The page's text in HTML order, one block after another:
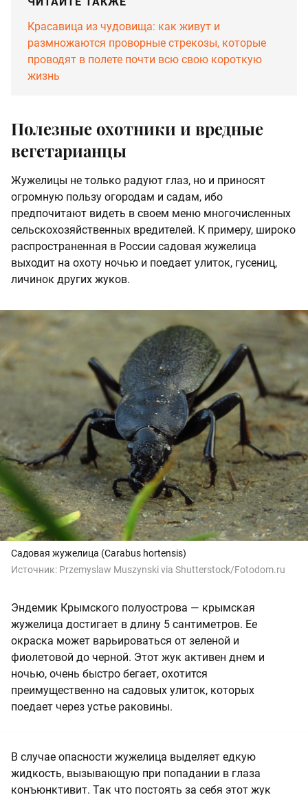
Красавица из чудовища: как живут и
размножаются проворные стрекозы, которые
проводят в полете почти всю свою короткую
жизнь
Полезные охотники и вредные
вегетарианцы
Жужелицы не только радуют глаз, но и приносят
огромную пользу огородам и садам, ибо
предпочитают видеть в своем меню многочисленных
сельскохозяйственных вредителей. К примеру, широко
распространенная в России садовая жужелица
выходит на охоту ночью и поедает улиток, гусениц,
личинок других жуков.
Садовая жужелица (Carabus hortensis)
Источник: Przemyslaw Muszynski via Shutterstock/Fotodom.ru
Эндемик Крымского полуострова — крымская
жужелица достигает в длину 5 сантиметров. Ее
окраска может варьироваться от зеленой и
фиолетовой до черной. Этот жук активен днем и
ночью, очень быстро бегает, охотится
преимущественно на садовых улиток, которых
поедает через устье раковины.
В случае опасности жужелица выделяет едкую
жидкость, вызывающую при попадании в глаза
конъюнктивит. Так что постоять за себя этот жук